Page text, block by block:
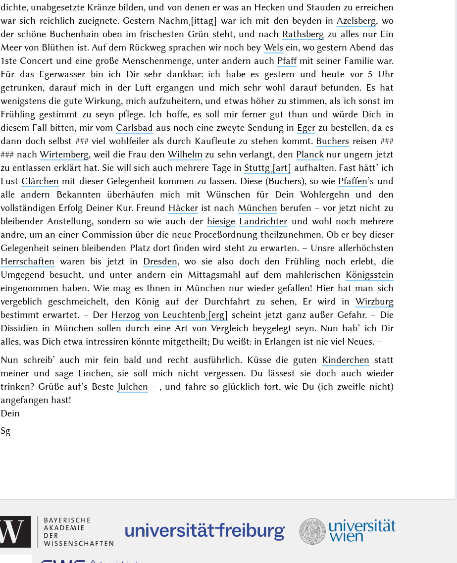
dichte, unabgesetzte Kränze bilden, und von denen er was an Hecken und Stauden zu erreichen
war sich reichlich zueignete. Gestern Nachm˖[ittag] war ich mit den beyden inAzelsberg, wo
der schöne Buchenhain oben im frischesten Grün steht, und nach Rathsberg zu alles nur Ein
Meer von Blüthen ist. Auf dem Rückweg sprachen wir noch bey Wels ein, wo gestern Abend das
1ste Concert und eine große Menschenmenge, unter andern auch Pfaffmit seiner Familie war.
Für das Egerwasser bin ich Dir sehr dankbar: ich habe es gestern und heute vor 5 Uhr
getrunken, darauf mich in der Luft ergangen und mich sehr wohl darauf befunden. Es hat
wenigstens die gute Wirkung, mich aufzuheitern, und etwas höher zu stimmen, als ich sonst im
Frühling gestimmt zu seyn pflege. Ich hoffe, es soll mir ferner gut thun und würde Dich in
diesem Fall bitten, mir vom Carlsbad aus noch eine zweyte Sendung in Eger zu bestellen, da es
dann doch selbst ###viel wohlfeiler als durch Kaufleute zu stehen kommt. Buchers reisen ###
###nachWirtemberg, weil die Frau den Wilhelm zu sehn verlangt, den Plancknur ungern jetzt
zu entlassen erklärt hat. Sie will sich auch mehrere Tage in Stuttg˖[art] aufhalten. Fast hätt’ ich
Lust Clärchen mit dieser Gelegenheit kommen zu lassen. Diese (Buchers), so wie Pfaffen’s und
alle andern Bekannten überhäufen mich mit Wünschen für Dein Wohlergehn und den
vollständigen Erfolg Deiner Kur. Freund Häckerist nach München berufen – vor jetzt nicht zu
bleibender Anstellung, sondern so wie auch der hiesige Landrichter und wohl noch mehrere
andre, um an einer Commission über die neue Proceßordnung theilzunehmen. Ob er bey dieser
Gelegenheit seinen bleibenden Platz dort finden wird steht zu erwarten. – Unsre allerhöchsten
Herrschaften waren bis jetzt in Dresden, wo sie also doch den Frühling noch erlebt, die
Umgegend besucht, und unter andern ein Mittagsmahl auf dem mahlerischen Königsstein
eingenommen haben. Wie mag es Ihnen in München nur wieder gefallen! Hier hat man sich
vergeblich geschmeichelt, den König auf der Durchfahrt zu sehen, Er wird in Wirzburg
bestimmt erwartet. – Der Herzog von Leuchtenb˖[erg] scheint jetzt ganz außer Gefahr. – Die
Dissidien in München sollen durch eine Art von Vergleich beygelegt seyn. Nun hab’ ich Dir
alles, was Dich etwa intressiren könnte mitgetheilt; Du weißt: in Erlangen ist nie viel Neues. –
Nun schreib’ auch mir fein bald und recht ausführlich. Küsse die guten Kinderchen statt
meiner und sage Linchen, sie soll mich nicht vergessen. Du lässest sie doch auch wieder
trinken? Grüße auf’s Beste Julchen - , und fahre so glücklich fort, wie Du (ich zweifle nicht)
angefangen hast!
Dein
Sg